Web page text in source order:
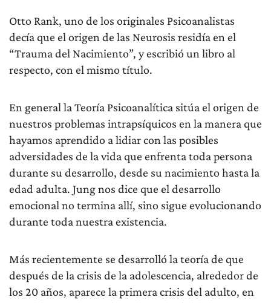
Otto Rank, uno de los originales Psicoanalistas
decía que el origen de las Neurosis residía en el
“Trauma del Nacimiento”, y escribió un libro al
respecto, con el mismo título.
En general la Teoría Psicoanalítica sitúa el origen de
nuestros problemas intrapsíquicos en la manera que
hayamos aprendido a lidiar con las posibles
adversidades de la vida que enfrenta toda persona
durante su desarrollo, desde su nacimiento hasta la
edad adulta. Jung nos dice que el desarrollo
emocional no termina allí, sino sigue evolucionando
durante toda nuestra existencia.
Más recientemente se desarrolló la teoría de que
después de la crisis de la adolescencia, alrededor de
los 20 años, aparece la primera crisis del adulto, en